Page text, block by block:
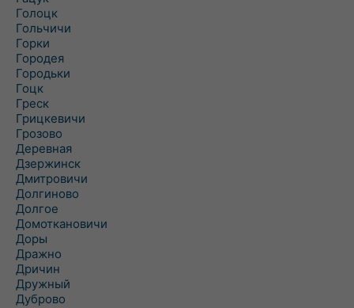
Голоцк
Гольчичи
Горки
Городея
Городьки
Гоцк
Греск
Грицкевичи
Грозово
Деревная
Дзержинск
Дмитровичи
Долгиново
Долгое
Домоткановичи
Доры
Дражно
Дричин
Дружный
Дуброво